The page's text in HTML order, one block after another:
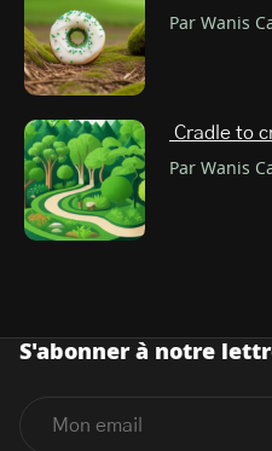
Par Wanis
Cradle to
Par Wanis
S'abonner à notre